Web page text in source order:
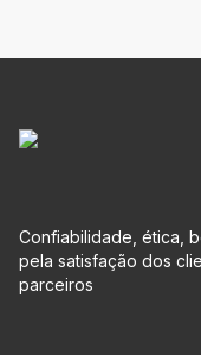
Confiabilidade, ética,
pela satisfação dos
parceiros